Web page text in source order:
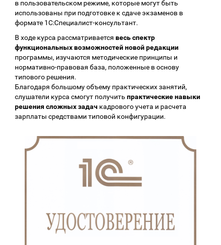
в пользовательском режиме, которые могут быть
использованы при подготовке к сдаче экзаменов в
формате 1С:Специалист-консультант.
В ходе курса рассматривается весь спектр
функциональных возможностей новой редакции
программы, изучаются методические принципы и
нормативно-правовая база, положенные в основу
типового решения.
Благодаря большому объему практических занятий,
слушатели курса смогут получить практические навыки
решения сложных задач кадрового учета и расчета
зарплаты средствами типовой конфигурации.